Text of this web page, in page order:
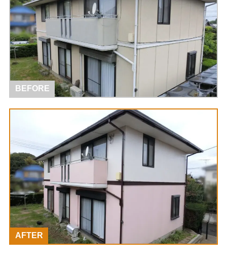
BEFORE
AFTER